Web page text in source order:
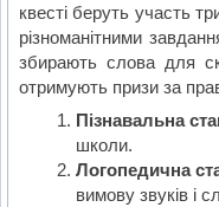
квесті беруть участь
різноманітними
збирають слова для
отримують призи за
Пізнавальна
школи.
Логопедична
вимову звуків і